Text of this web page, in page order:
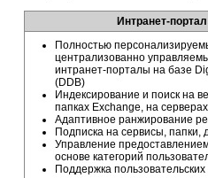
Интранет-портал
Полностью
централизованно
интранет-порталы на базе
(DDB)
Индексирование и поиск на
папках Exchange, на
Адаптивное ранжирование
Подписка на сервисы, папки,
Управление
основе категорий
Поддержка